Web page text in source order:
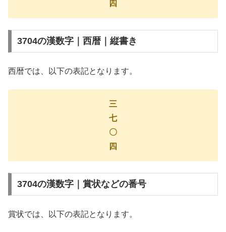
四
3704の漢数字｜西暦｜縦書き
西暦では、以下の表記となります。
三
七
〇
四
3704の漢数字｜賞状などの番号
賞状では、以下の表記となります。